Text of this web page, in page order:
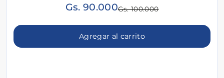
Gs. 90.000Gs. 100.000
Agregar al carrito